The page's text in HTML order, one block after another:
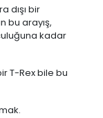
dışı bir
bu arayış,
kadar
T-Rex bile bu